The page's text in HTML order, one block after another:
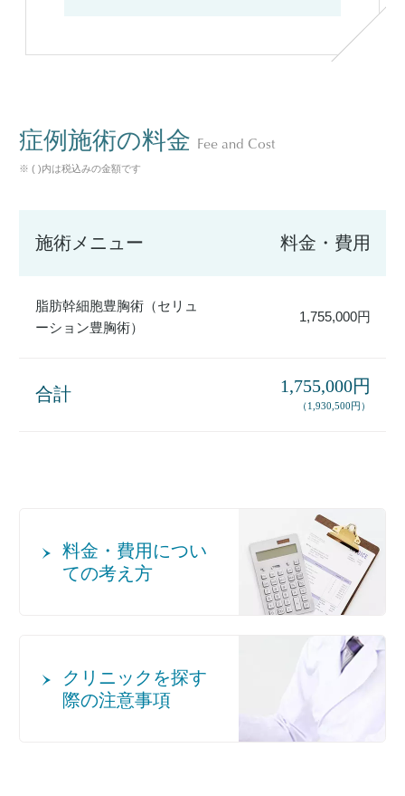
症例施術の料金 Fee and Cost
※ ( )内は税込みの金額です
施術メニュー 料金・費用
脂肪幹細胞豊胸術（セリュ
ーション豊胸術）
1,755,000円
合計 1,755,000円
（1,930,500円）
料金・費用につい
ての考え方
クリニックを探す
際の注意事項